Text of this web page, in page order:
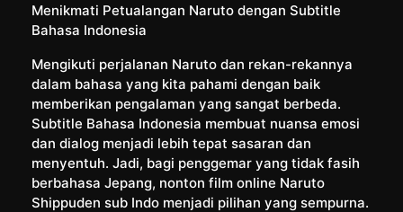
Menikmati Petualangan Naruto dengan Subtitle
Bahasa Indonesia
Mengikuti perjalanan Naruto dan rekan-rekannya
dalam bahasa yang kita pahami dengan baik
memberikan pengalaman yang sangat berbeda.
Subtitle Bahasa Indonesia membuat nuansa emosi
dan dialog menjadi lebih tepat sasaran dan
menyentuh. Jadi, bagi penggemar yang tidak fasih
berbahasa Jepang, nonton film online Naruto
Shippuden sub Indo menjadi pilihan yang sempurna.